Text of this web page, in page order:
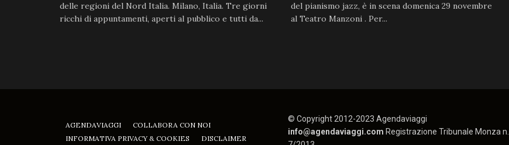
delle regioni del Nord Italia. Milano, Italia. Tre giorni
ricchi di appuntamenti, aperti al pubblico e tutti da...
del pianismo jazz, è in scena domenica 29 novembre
al Teatro Manzoni . Per...
AGENDAVIAGGI
COLLABORA CON NOI
INFORMATIVA PRIVACY & COOKIES
DISCLAIMER
© Copyright 2012-2023 Agendaviaggi
info@agendaviaggi.com Registrazione Tribunale Monza n.